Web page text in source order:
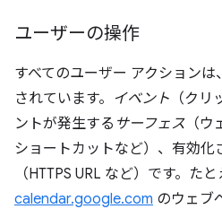
ユーザーの操作
すべてのユーザー アクション
されています。
イベント （ク
ントが発生する サーフェス （
ショートカットなど）、有効化
（HTTPS URL など）です。た
calendar.google.com のウェブ